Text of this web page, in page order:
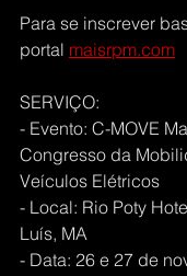
Para se inscrever
portal maisrpm.com
SERVIÇO:
- Evento: C-MOVE
Congresso da
Veículos Elétricos
- Local: Rio Poty
Luís, MA
- Data: 26 e 27 de